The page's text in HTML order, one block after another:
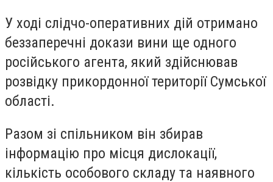
У ході слідчо-оперативних дій отримано
беззаперечні докази вини ще одного
російського агента, який здійснював
розвідку прикордонної території Сумської
області.
Разом зі спільником він збирав
інформацію про місця дислокації,
кількість особового складу та наявного